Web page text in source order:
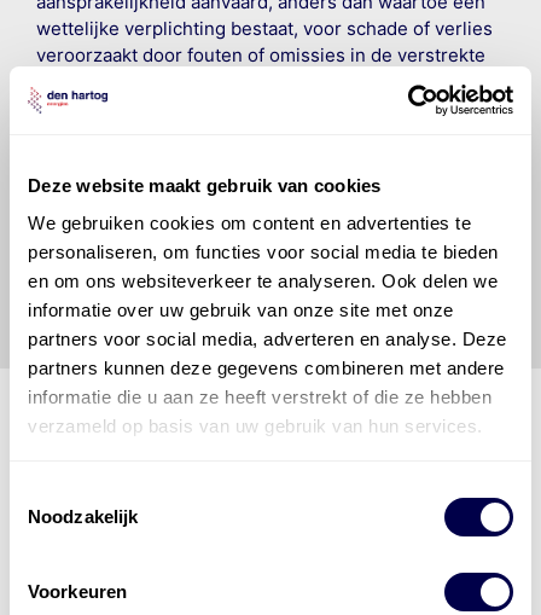
Deze website maakt gebruik van cookies
We gebruiken cookies om content en advertenties te
personaliseren, om functies voor social media te bieden
en om ons websiteverkeer te analyseren. Ook delen we
informatie over uw gebruik van onze site met onze
partners voor social media, adverteren en analyse. Deze
partners kunnen deze gegevens combineren met andere
informatie die u aan ze heeft verstrekt of die ze hebben
verzameld op basis van uw gebruik van hun services.
Noodzakelijk
Voorkeuren
wettelijke verplichting bestaat, voor schade of verlies
veroorzaakt door fouten of omissies in de verstrekte
informatie. Door deze olieaanbevelingsinformatie te
raadplegen en te gebruiken erkent de gebruiker dat
veilige en verantwoorde manier uit te voeren. Hij/zij
vrijwaart en indemniseert de uitgever enDen Hartog
Energies
voor enig verlies, letsel, claim en schade
veroorzaakt door een onjuiste interpretatie of een
onjuist gebruik van de gepubliceerde gegevens.